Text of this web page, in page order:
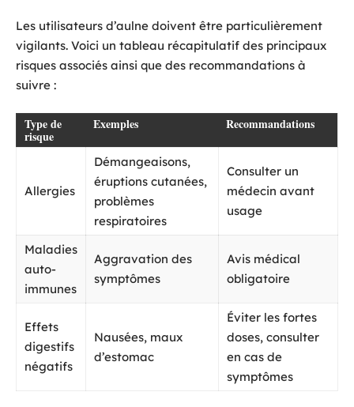
Les utilisateurs d’aulne doivent être particulièrement
vigilants. Voici un tableau récapitulatif des principaux
risques associés ainsi que des recommandations à
suivre :
Type de
risque
Exemples Recommandations
Allergies
Démangeaisons,
éruptions cutanées,
problèmes
respiratoires
Consulter un
médecin avant
usage
Maladies
auto-
immunes
Aggravation des
symptômes
Avis médical
obligatoire
Effets
digestifs
négatifs
Nausées, maux
d’estomac
Éviter les fortes
doses, consulter
en cas de
symptômes